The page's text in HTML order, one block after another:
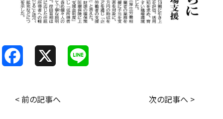
c
< 前の記事へ 次の記事へ >